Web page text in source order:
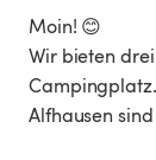
Moin! 😊
Wir bieten
Alfhausen